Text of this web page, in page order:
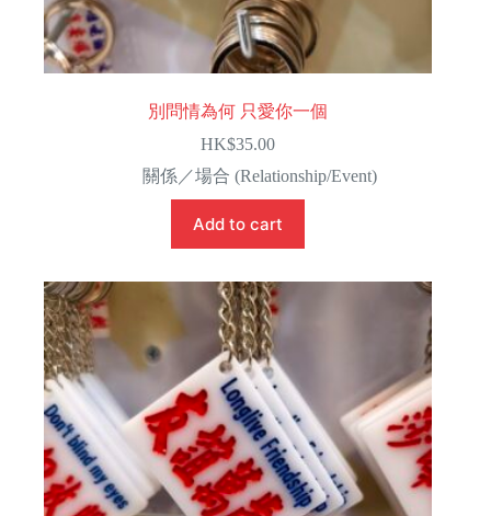
別問情為何 只愛你一個
HK$35.00
關係／場合 (Relationship/Event)
Add to cart